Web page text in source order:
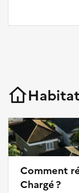
Habitat
Comment
Chargé ?